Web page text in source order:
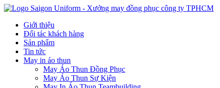
Giới thiệu
Đối tác khách hàng
Sản phẩm
Tin tức
May in áo thun
May Áo Thun Đồng Phục
May Áo Thun Sự Kiện